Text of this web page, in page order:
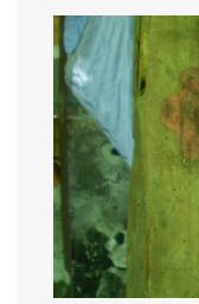
Občanská
Mgr.